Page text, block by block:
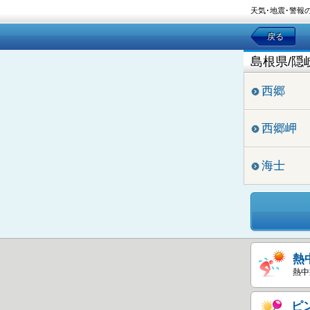
天気･地震･警報
戻る
島根県/隠
西郷
西郷岬
海士
熱
熱
ピ